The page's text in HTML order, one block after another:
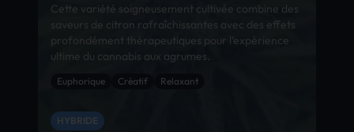
Cette variété soigneusement cultivée combine des
saveurs de citron rafraîchissantes avec des effets
profondément thérapeutiques pour l’expérience
ultime du cannabis aux agrumes.
Euphorique Créatif Relaxant
HYBRIDE